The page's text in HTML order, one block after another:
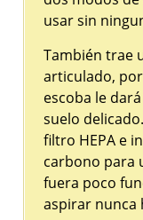
usar sin
También trae
articulado,
escoba le
suelo
filtro HEPA e
carbono para
fuera poco
aspirar nunca